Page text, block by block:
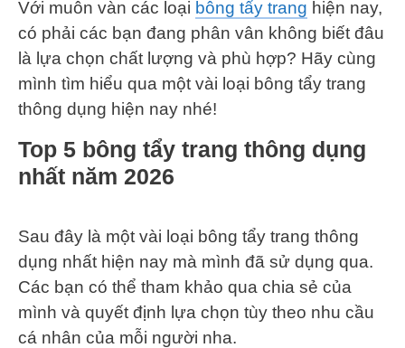
Với muôn vàn các loại bông tẩy trang hiện nay,
có phải các bạn đang phân vân không biết đâu
là lựa chọn chất lượng và phù hợp? Hãy cùng
mình tìm hiểu qua một vài loại bông tẩy trang
thông dụng hiện nay nhé!
Top 5 bông tẩy trang thông dụng
nhất năm 2026
Sau đây là một vài loại bông tẩy trang thông
dụng nhất hiện nay mà mình đã sử dụng qua.
Các bạn có thể tham khảo qua chia sẻ của
mình và quyết định lựa chọn tùy theo nhu cầu
cá nhân của mỗi người nha.